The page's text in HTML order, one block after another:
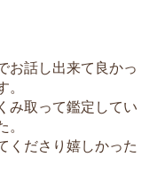
お話し出来て良かっ
み取って鑑定してい
くださり嬉しかった